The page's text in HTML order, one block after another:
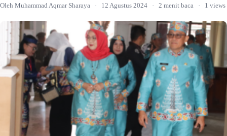
Oleh Muhammad Aqmar Sharaya · 12 Agustus 2024 · 2 menit baca · 1 views